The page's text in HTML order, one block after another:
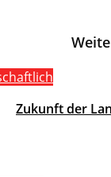
Zukunft der